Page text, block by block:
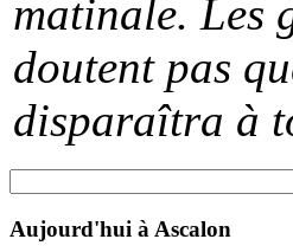
matinale. Les
doutent pas
disparaîtra à
Aujourd'hui à Ascalon